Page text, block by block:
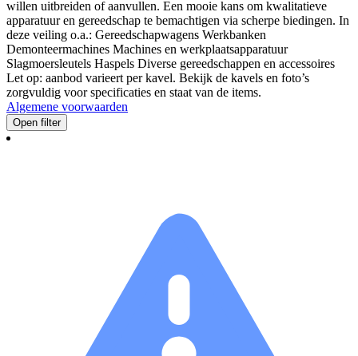
willen uitbreiden of aanvullen. Een mooie kans om kwalitatieve
apparatuur en gereedschap te bemachtigen via scherpe biedingen. In
deze veiling o.a.: Gereedschapwagens Werkbanken
Demonteermachines Machines en werkplaatsapparatuur
Slagmoersleutels Haspels Diverse gereedschappen en accessoires
Let op: aanbod varieert per kavel. Bekijk de kavels en foto’s
zorgvuldig voor specificaties en staat van de items.
Algemene voorwaarden
Open filter